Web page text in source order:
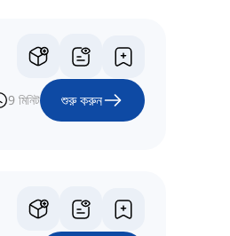
9 মিনিট শুরু করুন